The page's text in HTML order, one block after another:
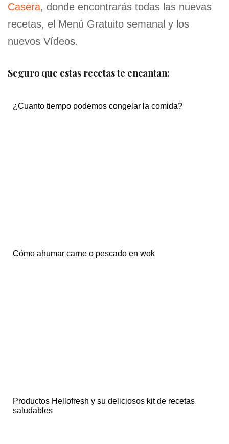
Casera, donde encontrarás todas las nuevas
recetas, el Menú Gratuito semanal y los
nuevos Vídeos.
Seguro que estas recetas te encantan:
¿Cuanto tiempo podemos congelar la comida?
Cómo ahumar carne o pescado en wok
Productos Hellofresh y su deliciosos kit de recetas
saludables